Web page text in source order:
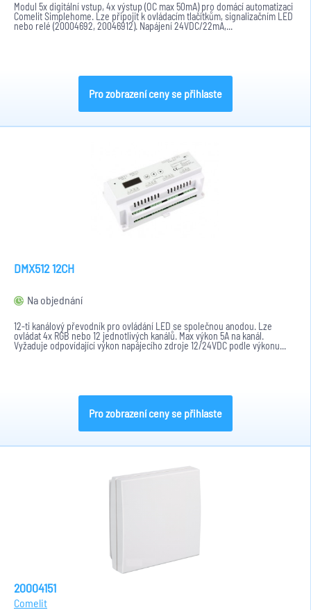
Modul 5x digitální vstup, 4x výstup (OC max 50mA) pro domácí automatizaci
Comelit Simplehome. Lze připojit k ovládacím tlačítkům, signalizačním LED
nebo relé (20004692, 20046912). Napájení 24VDC/22mA,...
Pro zobrazení ceny se přihlaste
DMX512 12CH
Na objednání
12-ti kanálový převodník pro ovládání LED se společnou anodou. Lze
ovládat 4x RGB nebo 12 jednotlivých kanálů. Max výkon 5A na kanál.
Vyžaduje odpovídající výkon napájecího zdroje 12/24VDC podle výkonu...
Pro zobrazení ceny se přihlaste
20004151
Comelit